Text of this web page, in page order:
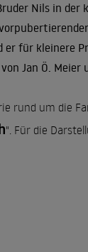
Nils in
für kleinere
Jan Ö.
rund um die
". Für die